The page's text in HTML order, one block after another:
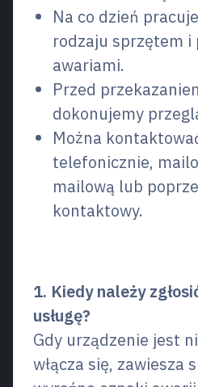
Na co dzień
rodzaju sprzętem i
awariami.
Przed
dokonujemy
Można
telefonicznie,
mailową lub
kontaktowy.
1. Kiedy należy
usługę?
Gdy urządzenie jest
włącza się, zawiesza